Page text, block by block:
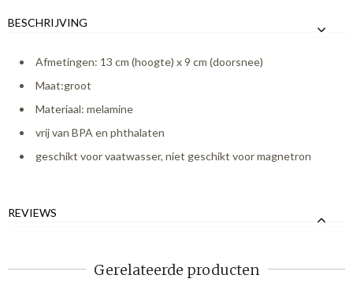
BESCHRIJVING
Afmetingen: 13 cm (hoogte) x 9 cm (doorsnee)
Maat:groot
Materiaal: melamine
vrij van BPA en phthalaten
geschikt voor vaatwasser, niet geschikt voor magnetron
REVIEWS
Gerelateerde producten